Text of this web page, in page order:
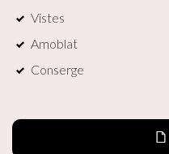
Vistes
Amoblat
Conserge